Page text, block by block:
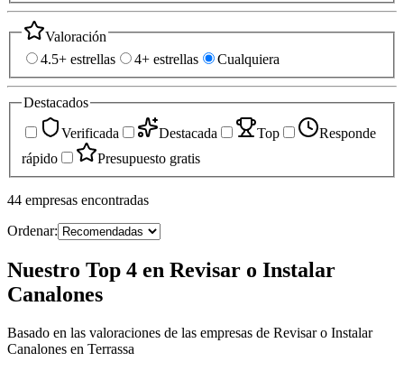
Valoración
4.5+ estrellas
4+ estrellas Cualquiera
Destacados
Verificada
Destacada Top
Responde
rápido
Presupuesto gratis
44 empresas encontradas
Ordenar:
Nuestro Top 4 en Revisar o Instalar
Canalones
Basado en las valoraciones de las empresas de Revisar o Instalar
Canalones en Terrassa